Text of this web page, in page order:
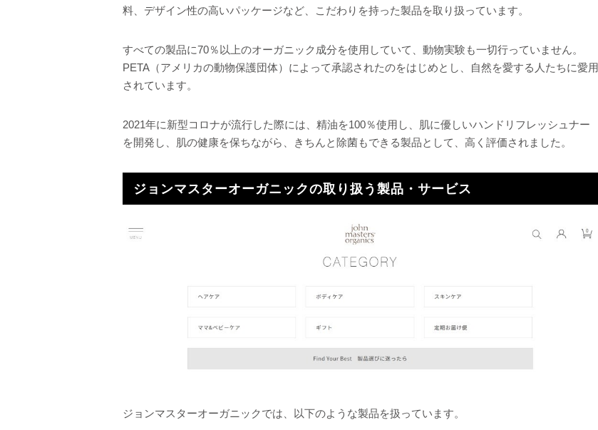
料、デザイン性の高いパッケージなど、こだわりを持った製品を取り扱っています。
すべての製品に70％以上のオーガニック成分を使用していて、動物実験も一切行っていません。
PETA（アメリカの動物保護団体）によって承認されたのをはじめとし、自然を愛する人たちに愛用
されています。
2021年に新型コロナが流行した際には、精油を100％使用し、肌に優しいハンドリフレッシュナー
を開発し、肌の健康を保ちながら、きちんと除菌もできる製品として、高く評価されました。
ジョンマスターオーガニックの取り扱う製品・サービス
ジョンマスターオーガニックでは、以下のような製品を扱っています。